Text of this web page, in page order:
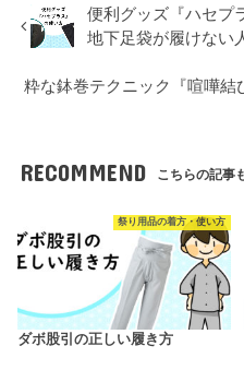
便利グッズ『ハセプ
地下足袋が履けない
粋な鉢巻テクニック『喧嘩結
RECOMMEND こちらの記事
祭り用品の着方・使い方
ダボ股引の正しい履き方